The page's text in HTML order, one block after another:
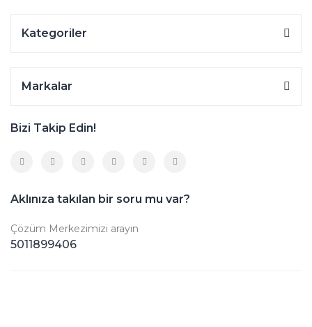
Kategoriler
Markalar
Bizi Takip Edin!
Aklınıza takılan bir soru mu var?
Çözüm Merkezimizi arayın
5011899406